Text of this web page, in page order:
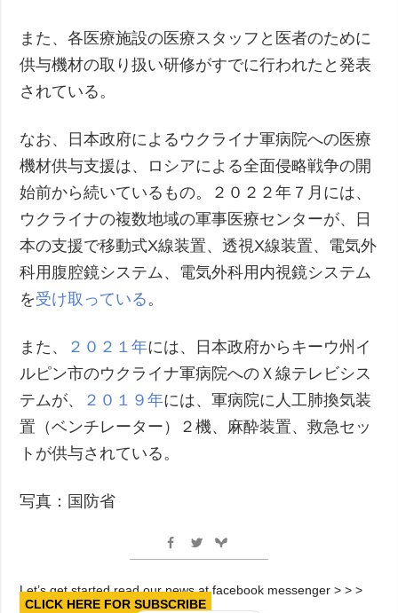
また、各医療施設の医療スタッフと医者のために
供与機材の取り扱い研修がすでに行われたと発表
されている。
なお、日本政府によるウクライナ軍病院への医療
機材供与支援は、ロシアによる全面侵略戦争の開
始前から続いているもの。２０２２年７月には、
ウクライナの複数地域の軍事医療センターが、日
本の支援で移動式X線装置、透視X線装置、電気外
科用腹腔鏡システム、電気外科用内視鏡システム
を受け取っている 。
また、 ２０２１年には、日本政府からキーウ州イ
ルピン市のウクライナ軍病院へのＸ線テレビシス
テムが、
２０１９年には、軍病院に人工肺換気装
置（ベンチレーター）２機、麻酔装置、救急セッ
トが供与されている。
写真：国防省
Let’s get started read our news at facebook messenger > > >
CLICK HERE FOR SUBSCRIBE